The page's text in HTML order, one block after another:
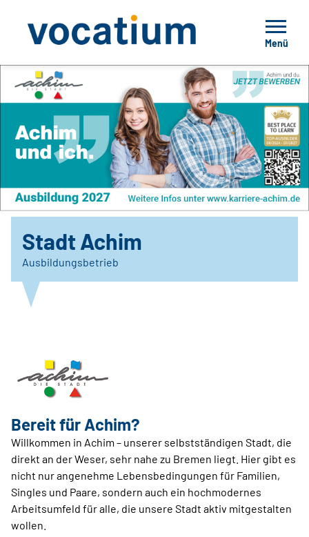
Menü
Stadt Achim
Ausbildungsbetrieb
Bereit für Achim?
Willkommen in Achim – unserer selbstständigen Stadt, die
direkt an der Weser, sehr nahe zu Bremen liegt. Hier gibt es
nicht nur angenehme Lebensbedingungen für Familien,
Singles und Paare, sondern auch ein hochmodernes
Arbeitsumfeld für alle, die unsere Stadt aktiv mitgestalten
wollen.